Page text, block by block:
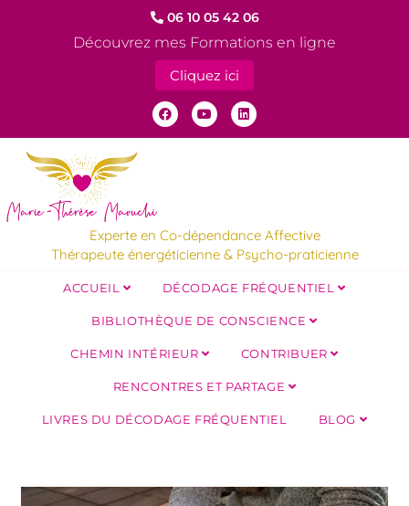
06 10 05 42 06
Découvrez mes Formations en ligne
Cliquez ici
Experte en Co-dépendance Affective
Thérapeute énergéticienne & Psycho-praticienne
ACCUEIL DÉCODAGE FRÉQUENTIEL
BIBLIOTHÈQUE DE CONSCIENCE
CHEMIN INTÉRIEUR CONTRIBUER
RENCONTRES ET PARTAGE
LIVRES DU DÉCODAGE FRÉQUENTIEL BLOG